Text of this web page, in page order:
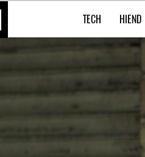
TECH HIEND